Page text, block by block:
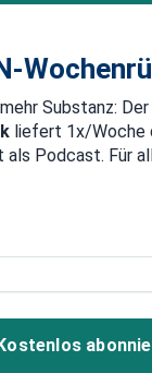
MEIN DWN:
DWN-Magazin
des
Substanz: Der
liefert 1x/Woche
als Podcast. Für
Kostenlos